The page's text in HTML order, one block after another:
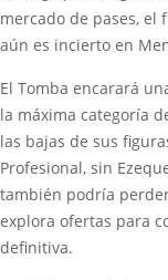
mercado de pases,
aún es incierto en
El Tomba encarará
la máxima categoría
las bajas de sus
Profesional, sin
también podría
explora ofertas para
definitiva.